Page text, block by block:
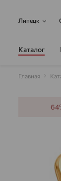
Липецк
Каталог
Главная